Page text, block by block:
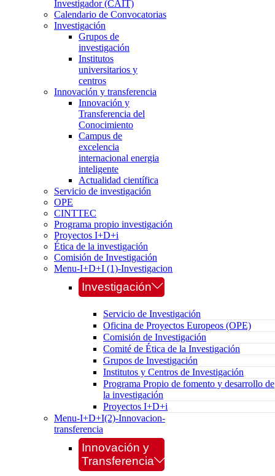
Investigador (CAIT)
Calendario de Convocatorias
Investigación
Grupos de
investigación
Institutos
universitarios y
centros
Innovación y transferencia
Innovación y
Transferencia del
Conocimiento
Campus de
excelencia
internacional energia
inteligente
Actualidad científica
Servicio de investigación
OPE
CINTTEC
Programa propio investigación
Proyectos I+D+i
Ética de la investigación
Comisión de Investigación
Menu-I+D+I (1)-Investigacion
Investigación
Servicio de Investigación
Oficina de Proyectos Europeos (OPE)
Comisión de Investigación
Comité de Ética de la Investigación
Grupos de Investigación
Institutos y Centros de Investigación
Programa Propio de fomento y desarrollo de
la investigación
Proyectos I+D+i
Menu-I+D+I(2)-Innovacion-
transferencia
Innovación y
Transferencia